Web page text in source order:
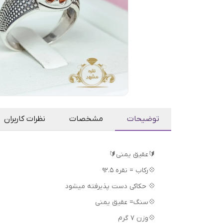
توضیحات مشخصات نظرات کاربران
🔰عقیق یمنی🔰
💠رکاب = نقره 92.5
💠 حکاکی دست پذیرفته میشود
💠سنگ= عقیق یمنی
💠وزن 7 گرم